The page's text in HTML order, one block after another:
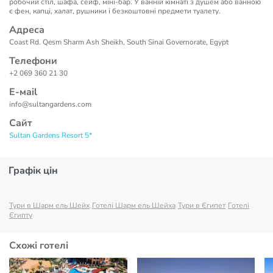
є фен, капці, халат, рушники і безкоштовні предмети туалету.
Адреса
Coast Rd. Qesm Sharm Ash Sheikh, South Sinai Governorate, Egypt
Телефони
+2 069 360 21 30
Е-маil
info@sultangardens.com
Сайт
Sultan Gardens Resort 5*
Графік цін
Тури в Шарм ель Шейх Готелі Шарм ель Шейха Тури в Єгипет Готелі
Єгипту
Схожі готелі